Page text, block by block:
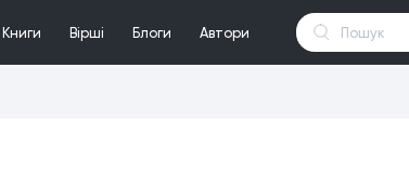
Книги Вірші Блоги Автори